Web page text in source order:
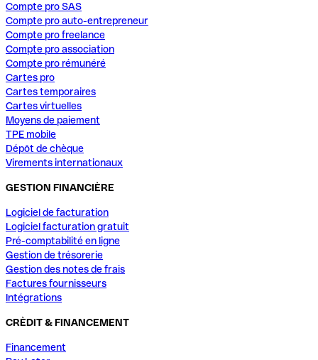
Compte pro SAS
Compte pro auto-entrepreneur
Compte pro freelance
Compte pro association
Compte pro rémunéré
Cartes pro
Cartes temporaires
Cartes virtuelles
Moyens de paiement
TPE mobile
Dépôt de chèque
Virements internationaux
GESTION FINANCIÈRE
Logiciel de facturation
Logiciel facturation gratuit
Pré-comptabilité en ligne
Gestion de trésorerie
Gestion des notes de frais
Factures fournisseurs
Intégrations
CRÈDIT & FINANCEMENT
Financement